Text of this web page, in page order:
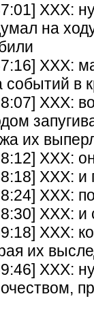
XXX:
на
XXX:
событий в
XXX:
их
XXX:
XXX:
XXX:
XXX: и
XXX:
их
XXX: